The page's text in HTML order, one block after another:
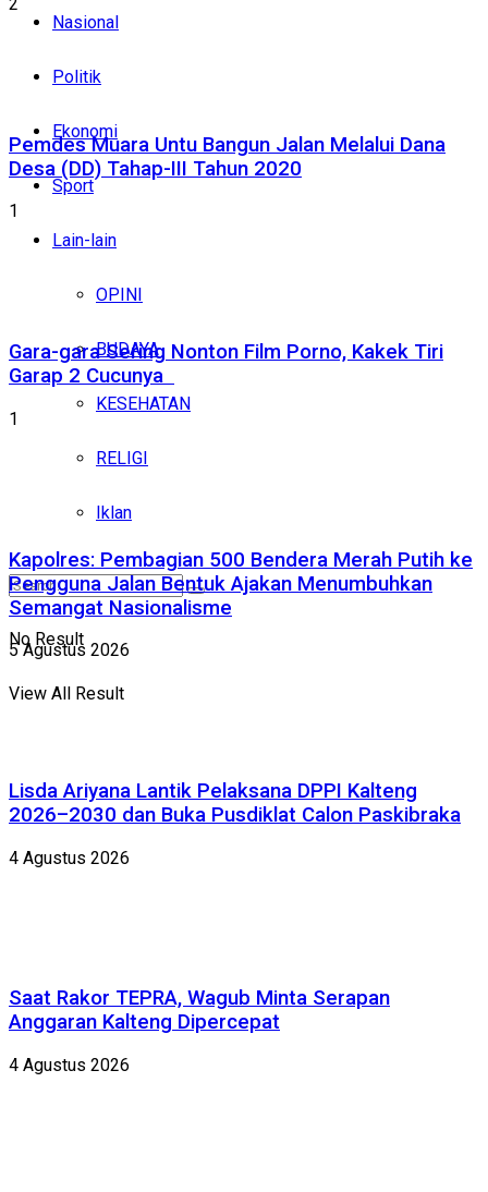
Nasional
Politik
Ekonomi
Sport
Lain-lain
OPINI
BUDAYA
KESEHATAN
RELIGI
Iklan
No Result
View All Result
Pemdes Muara Untu Bangun Jalan Melalui Dana
Desa (DD) Tahap-III Tahun 2020
1
Gara-gara Sering Nonton Film Porno, Kakek Tiri
Garap 2 Cucunya
1
Kapolres: Pembagian 500 Bendera Merah Putih ke
Pengguna Jalan Bentuk Ajakan Menumbuhkan
Semangat Nasionalisme
5 Agustus 2026
Lisda Ariyana Lantik Pelaksana DPPI Kalteng
2026–2030 dan Buka Pusdiklat Calon Paskibraka
4 Agustus 2026
Saat Rakor TEPRA, Wagub Minta Serapan
Anggaran Kalteng Dipercepat
4 Agustus 2026